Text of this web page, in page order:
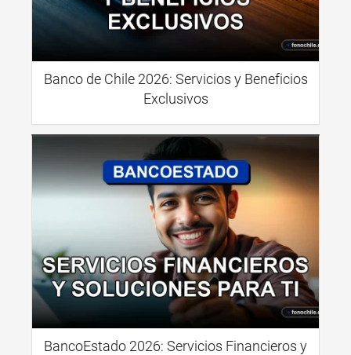
Banco de Chile 2026: Servicios y Beneficios
Exclusivos
BancoEstado 2026: Servicios Financieros y